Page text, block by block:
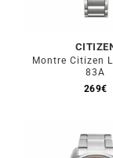
Montre Citizen
83A
269€